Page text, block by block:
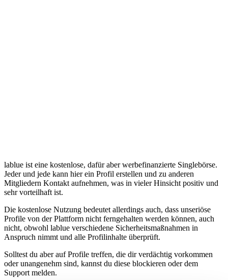
lablue ist eine kostenlose, dafür aber werbefinanzierte Singlebörse.
Jeder und jede kann hier ein Profil erstellen und zu anderen
Mitgliedern Kontakt aufnehmen, was in vieler Hinsicht positiv und
sehr vorteilhaft ist.
Die kostenlose Nutzung bedeutet allerdings auch, dass unseriöse
Profile von der Plattform nicht ferngehalten werden können, auch
nicht, obwohl lablue verschiedene Sicherheitsmaßnahmen in
Anspruch nimmt und alle Profilinhalte überprüft.
Solltest du aber auf Profile treffen, die dir verdächtig vorkommen
oder unangenehm sind, kannst du diese blockieren oder dem
Support melden.